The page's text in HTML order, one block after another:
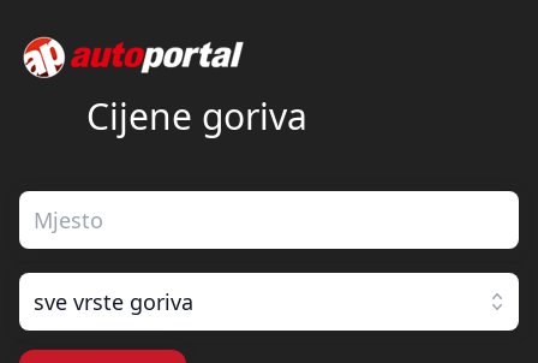
Cijene goriva
sve vrste goriva